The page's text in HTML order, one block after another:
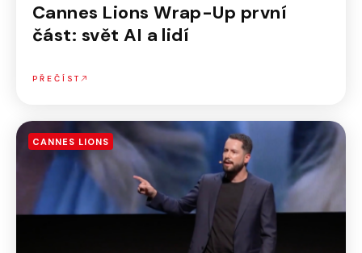
Cannes Lions Wrap-Up první
část: svět AI a lidí
PŘEČÍST
CANNES LIONS